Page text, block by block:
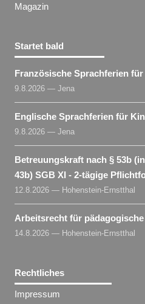
Magazin
Startet bald
Französische Sprachferien
9.8.2026 — Jena
Englische Sprachferien für
9.8.2026 — Jena
Betreuungskraft nach § 53b
43b) SGB XI - 2-tägige
12.8.2026 — Hohenstein-Ernstthal
Arbeitsrecht für
14.8.2026 — Hohenstein-Ernstthal
Rechtliches
Impressum